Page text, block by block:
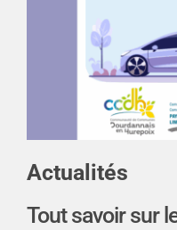
Actualités
Tout savoir sur